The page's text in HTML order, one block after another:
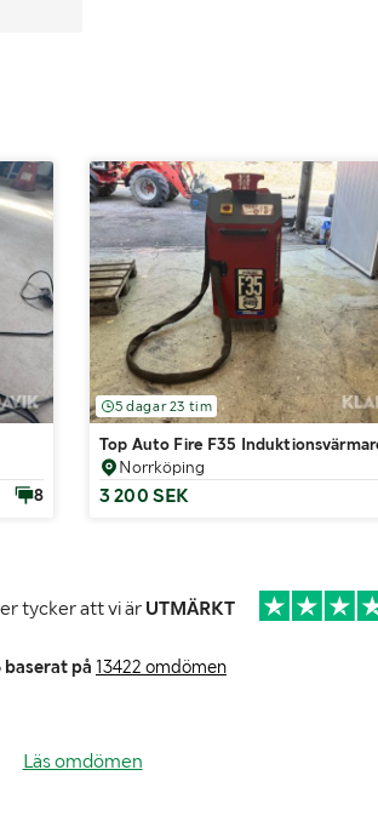
8
5 dagar 23 tim
Top Auto Fire F35
Norrköping
3 200 SEK
tycker att vi är UTMÄRKT
baserat på 13422 omdömen
Läs omdömen